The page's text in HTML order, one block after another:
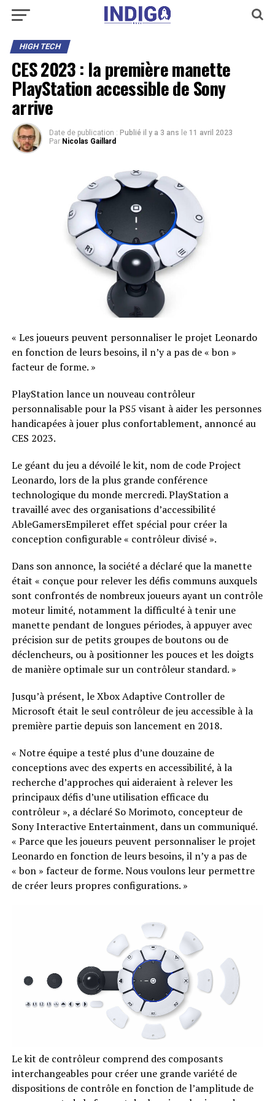
HIGH TECH
CES 2023 : la première manette
PlayStation accessible de Sony
arrive
Date de publication : Publié il y a 3 ans le 11 avril 2023
Par Nicolas Gaillard
« Les joueurs peuvent personnaliser le projet Leonardo
en fonction de leurs besoins, il n’y a pas de « bon »
facteur de forme. »
PlayStation lance un nouveau contrôleur
personnalisable pour la PS5 visant à aider les personnes
handicapées à jouer plus confortablement, annoncé au
CES 2023.
Le géant du jeu a dévoilé le kit, nom de code Project
Leonardo, lors de la plus grande conférence
technologique du monde mercredi. PlayStation a
travaillé avec des organisations d’accessibilité
AbleGamersEmpileret effet spécial pour créer la
conception configurable « contrôleur divisé ».
Dans son annonce, la société a déclaré que la manette
était « conçue pour relever les défis communs auxquels
sont confrontés de nombreux joueurs ayant un contrôle
moteur limité, notamment la difficulté à tenir une
manette pendant de longues périodes, à appuyer avec
précision sur de petits groupes de boutons ou de
déclencheurs, ou à positionner les pouces et les doigts
de manière optimale sur un contrôleur standard. »
Jusqu’à présent, le Xbox Adaptive Controller de
Microsoft était le seul contrôleur de jeu accessible à la
première partie depuis son lancement en 2018.
« Notre équipe a testé plus d’une douzaine de
conceptions avec des experts en accessibilité, à la
recherche d’approches qui aideraient à relever les
principaux défis d’une utilisation efficace du
contrôleur », a déclaré So Morimoto, concepteur de
Sony Interactive Entertainment, dans un communiqué.
« Parce que les joueurs peuvent personnaliser le projet
Leonardo en fonction de leurs besoins, il n’y a pas de
« bon » facteur de forme. Nous voulons leur permettre
de créer leurs propres configurations. »
Le kit de contrôleur comprend des composants
interchangeables pour créer une grande variété de
dispositions de contrôle en fonction de l’amplitude de